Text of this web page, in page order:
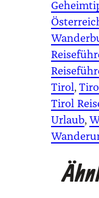
Tirol,
Tirol
Urlaub,